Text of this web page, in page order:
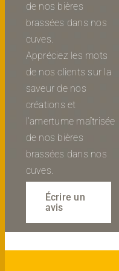
de nos bières
brassées dans nos
cuves.
Appréciez les mots
de nos clients sur la
saveur de nos
créations et
l’amertume maîtrisée
de nos bières
brassées dans nos
cuves.
Écrire un
avis